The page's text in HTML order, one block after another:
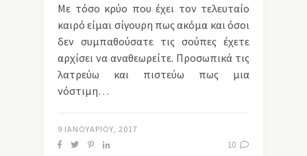
Με τόσο κρύο που έχει τον τελευταίο
καιρό είμαι σίγουρη πως ακόμα και όσοι
δεν συμπαθούσατε τις σούπες έχετε
αρχίσει να αναθεωρείτε. Προσωπικά τις
λατρεύω και πιστεύω πως μια
νόστιμη…
9 ΙΑΝΟΥΑΡΊΟΥ, 2017
10